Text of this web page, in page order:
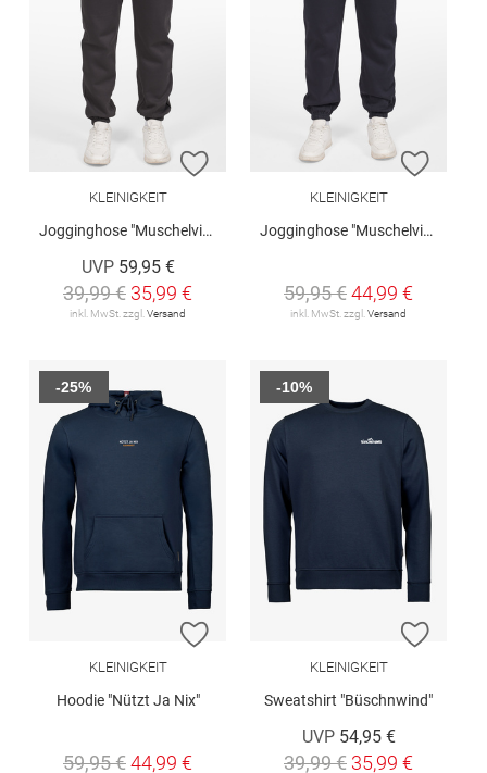
ZUR WUNSCHLISTE HINZUFÜGEN
KLEINIGKEIT
Jogginghose "Muschelvis Pantsley"
UVP 59,95 €
39,99 € 35,99 €
inkl. MwSt. zzgl. Versand
ZUR
KLEINIGKEIT
Jogginghose "Muschelvis Pantsley"
59,95 €44,99 €
inkl. MwSt. zzgl. Versand
ZUR WUNSCHLISTE HINZUFÜGEN
KLEINIGKEIT
Hoodie "Nützt Ja Nix"
59,95 €44,99 €
-25%
ZUR
KLEINIGKEIT
Sweatshirt "Büschnwind"
UVP 54,95 €
39,99 € 35,99 €
-10%